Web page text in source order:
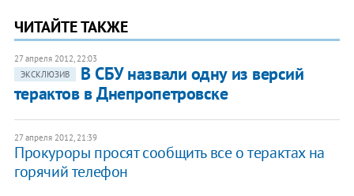
ЧИТАЙТЕ ТАКЖЕ
27 апреля 2012, 22:03
ЭКСКЛЮЗИВ
В СБУ назвали одну из версий
терактов в Днепропетровске
27 апреля 2012, 21:39
Прокуроры просят сообщить все о терактах на
горячий телефон